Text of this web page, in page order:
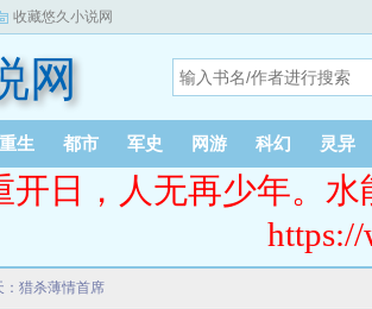
收藏悠久小说网
网
重生 都市 军史 网游 科幻 灵异
开日，人无再少年。
：猎杀薄情首席